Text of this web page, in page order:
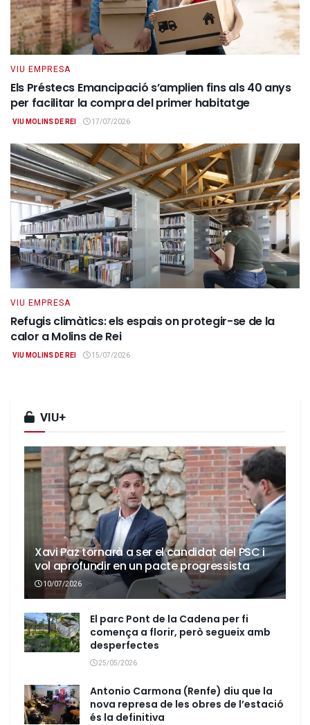
VIU EMPRESA
Els Préstecs Emancipació s’amplien fins als 40 anys
per facilitar la compra del primer habitatge
VIU MOLINS DE REI 17/07/2026
VIU EMPRESA
Refugis climàtics: els espais on protegir-se de la
calor a Molins de Rei
VIU MOLINS DE REI 15/07/2026
VIU+
Xavi Paz tornarà a ser el candidat del PSC i
vol aprofundir en un pacte progressista
10/07/2026
El parc Pont de la Cadena per fi
comença a florir, però segueix amb
desperfectes
25/05/2026
Antonio Carmona (Renfe) diu que la
nova represa de les obres de l’estació
és la definitiva